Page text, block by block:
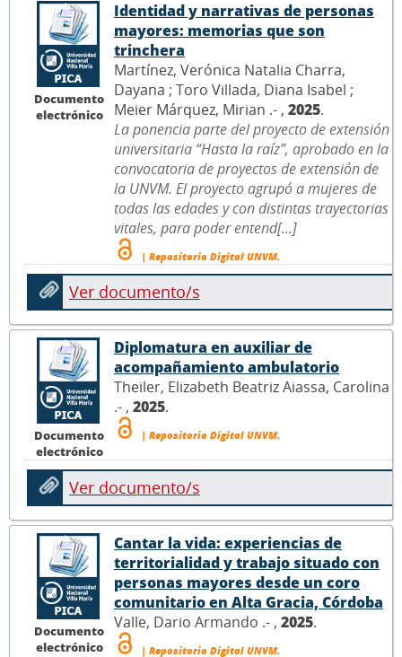
Documento
electrónico
Identidad y narrativas de personas
mayores: memorias que son
trinchera
Martínez, Verónica Natalia Charra,
Dayana ; Toro Villada, Diana Isabel ;
Meier Márquez, Mirian .- , 2025.
La ponencia parte del proyecto de extensión
universitaria “Hasta la raíz”, aprobado en la
convocatoria de proyectos de extensión de
la UNVM. El proyecto agrupó a mujeres de
todas las edades y con distintas trayectorias
vitales, para poder entend[...]
| Repositorio Digital UNVM.
Ver documento/s
Documento
electrónico
Diplomatura en auxiliar de
acompañamiento ambulatorio
Theiler, Elizabeth Beatriz Aiassa, Carolina
.- , 2025.
| Repositorio Digital UNVM.
Ver documento/s
Documento
electrónico
Cantar la vida: experiencias de
territorialidad y trabajo situado con
personas mayores desde un coro
comunitario en Alta Gracia, Córdoba
Valle, Dario Armando .- , 2025.
| Repositorio Digital UNVM.